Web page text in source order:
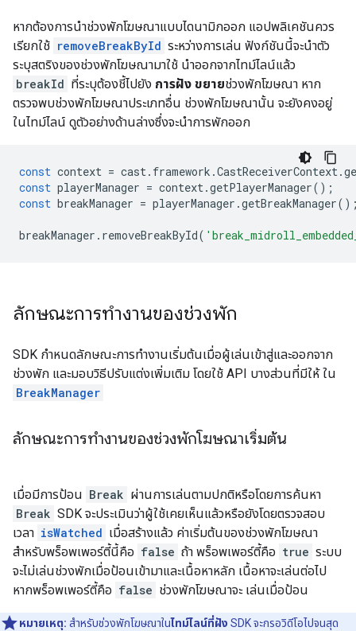
หากต้องการนำช่วงพักโฆษณาแบบไดนามิกออก แอปพลิเคชันควร
เรียกใช้ removeBreakById ระหว่างการเล่น ฟังก์ชันนี้จะนำตัว
ระบุสตริงของช่วงพักโฆษณามาใช้ นำออกจากไทม์ไลน์แล้ว
breakId ที่ระบุต้องชี้ไปยัง การฝัง ขยายช่วงพักโฆษณา หาก
ตรวจพบช่วงพักโฆษณาประเภทอื่น ช่วงพักโฆษณานั้น จะยังคงอยู่
ในไทม์ไลน์ ดูตัวอย่างด้านล่างซึ่งจะนำการพักออก
const context = cast. framework .CastReceiverContext.
const playerManager = context.getPlayerManager();
const breakManager = playerManager .getBreakManager
breakManager . removeBreakById(
ลักษณะการทำงานของช่วงพัก
SDK กำหนดลักษณะการทำงานเริ่มต้นเมื่อผู้เล่นเข้าสู่และออกจาก
ช่วงพัก และมอบวิธีปรับแต่งเพิ่มเติม โดยใช้ API บางส่วนที่มีให้ ใน
BreakManager
ลักษณะการทำงานของช่วงพักโฆษณาเริ่มต้น
เมื่อมีการป้อน Break ผ่านการเล่นตามปกติหรือโดยการค้นหา
Break SDK จะประเมินว่าผู้ใช้เคยเห็นแล้วหรือยังโดยตรวจสอบ
เวลา isWatched เมื่อสร้างแล้ว ค่าเริ่มต้นของช่วงพักโฆษณา
สำหรับพร็อพเพอร์ตี้นี้คือ false ถ้า พร็อพเพอร์ตี้คือ true ระบบ
จะไม่เล่นช่วงพักเมื่อป้อนเข้ามาและเนื้อหาหลัก เนื้อหาจะเล่นต่อไป
หากพร็อพเพอร์ตี้คือ false ช่วงพักโฆษณาจะ เล่นเมื่อป้อน
หมายเหตุ: สำหรับช่วงพักโฆษณาในไทม์ไลน์ที่ฝัง SDK จะกรอวิดีโอไปจนสุด